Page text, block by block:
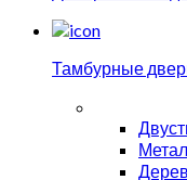
Тамбурные